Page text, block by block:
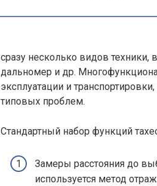
сразу несколько видов техники,
дальномер и др.
эксплуатации и
типовых проблем.
Стандартный набор функций
Замеры расстояния до
используется метод